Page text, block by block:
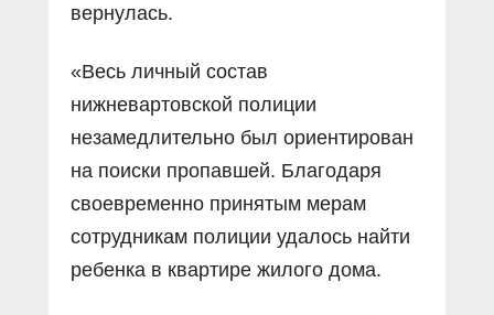
вернулась.
«Весь личный состав
нижневартовской полиции
незамедлительно был ориентирован
на поиски пропавшей. Благодаря
своевременно принятым мерам
сотрудникам полиции удалось найти
ребенка в квартире жилого дома.